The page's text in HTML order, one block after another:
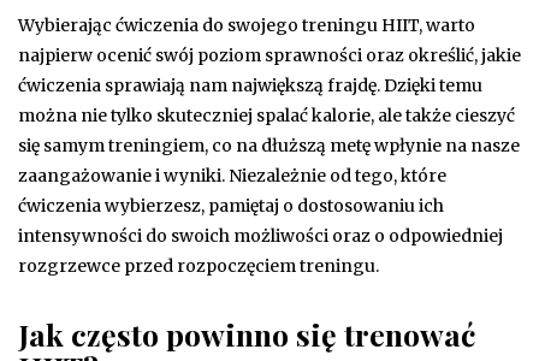
Wybierając ćwiczenia do swojego treningu HIIT, warto
najpierw ocenić swój poziom sprawności oraz określić, jakie
ćwiczenia sprawiają nam największą frajdę. Dzięki temu
można nie tylko skuteczniej spalać kalorie, ale także cieszyć
się samym treningiem, co na dłuższą metę wpłynie na nasze
zaangażowanie i wyniki. Niezależnie od tego, które
ćwiczenia wybierzesz, pamiętaj o dostosowaniu ich
intensywności do swoich możliwości oraz o odpowiedniej
rozgrzewce przed rozpoczęciem treningu.
Jak często powinno się trenować